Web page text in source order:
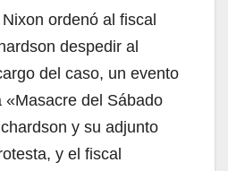
ordenó al fiscal
despedir al
del caso, un evento
«Masacre del Sábado
y su adjunto
y el fiscal